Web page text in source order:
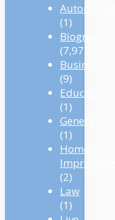
Automotive
(1)
Biography
(7,972)
Business
(9)
Education
(1)
Generals
(1)
Home
(2)
Law
(1)